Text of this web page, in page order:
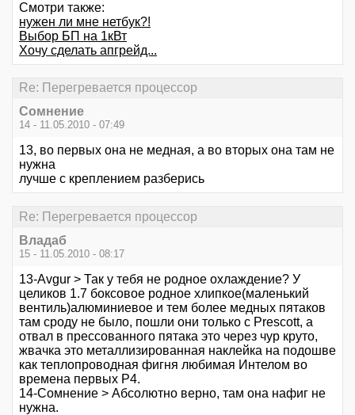
Смотри также:
нужен ли мне нетбук?!
Выбор БП на 1кВт
Хочу сделать апгрейд...
Re: Перегревается процессор
Сомнение
14 - 11.05.2010 - 07:49
13, во первых она не медная, а во вторых она там не
нужна
лучше с креплением разберись
Re: Перегревается процессор
Владаб
15 - 11.05.2010 - 08:17
13-Avgur > Так у тебя не родное охлаждение? У
целиков 1.7 боксовое родное хлипкое(маленький
вентиль)алюминиевое и тем более медных пятаков
там сроду не было, пошли они только с Prescott, а
отвал в прессованного пятака это через чур круто,
жвачка это металлизированная наклейка на подошве
как теплопроводная фигня любимая Интелом во
времена первых Р4.
14-Сомнение > Абсолютно верно, там она нафиг не
нужна.